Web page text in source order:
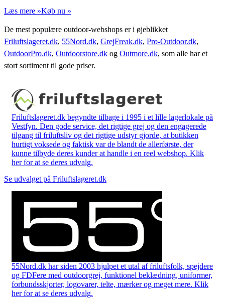
Læs mere »Køb nu »
De mest populære outdoor-webshops er i øjeblikket
Friluftslageret.dk, 55Nord.dk, GrejFreak.dk, Pro-Outdoor.dk,
OutdoorPro.dk, Outdoorstore.dk og Outmore.dk, som alle har et
stort sortiment til gode priser.
Friluftslageret.dk begyndte tilbage i 1995 i et lille lagerlokale på
Vestfyn. Den gode service, det rigtige grej og den engagerede
tilgang til friluftsliv og det rigtige udstyr gjorde, at butikken
hurtigt voksede og faktisk var de blandt de allerførste, der
kunne tilbyde deres kunder at handle i en reel webshop. Klik
her for at se deres udvalg.
Se udvalget på Friluftslageret.dk
55Nord.dk har siden 2003 hjulpet et utal af friluftsfolk, spejdere
og FDFere med outdoorgrej, funktionel beklædning, uniformer,
forbundsskjorter, logovarer, telte, mærker og meget mere. Klik
her for at se deres udvalg.